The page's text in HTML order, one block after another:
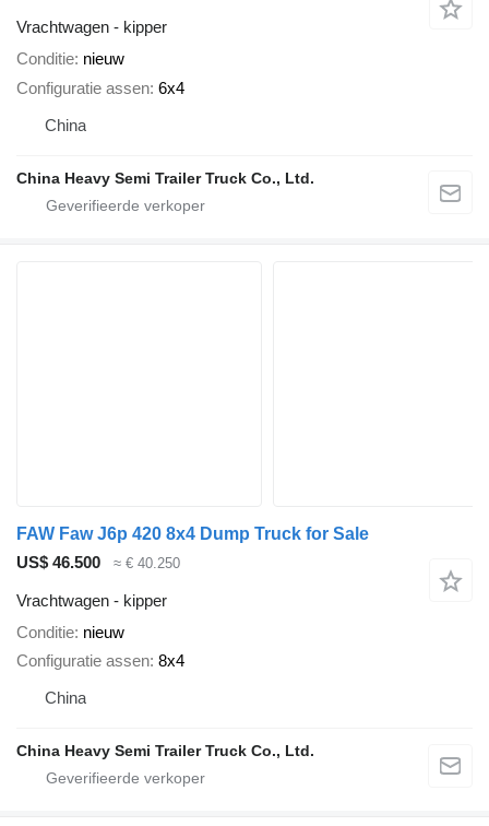
Vrachtwagen - kipper
Conditie nieuw
Configuratie assen 6x4
China
China Heavy Semi Trailer Truck Co., Ltd.
FAW Faw J6p 420 8x4 Dump Truck for Sale
US$ 46.500
≈ € 40.250
Vrachtwagen - kipper
Conditie nieuw
Configuratie assen 8x4
China
China Heavy Semi Trailer Truck Co., Ltd.